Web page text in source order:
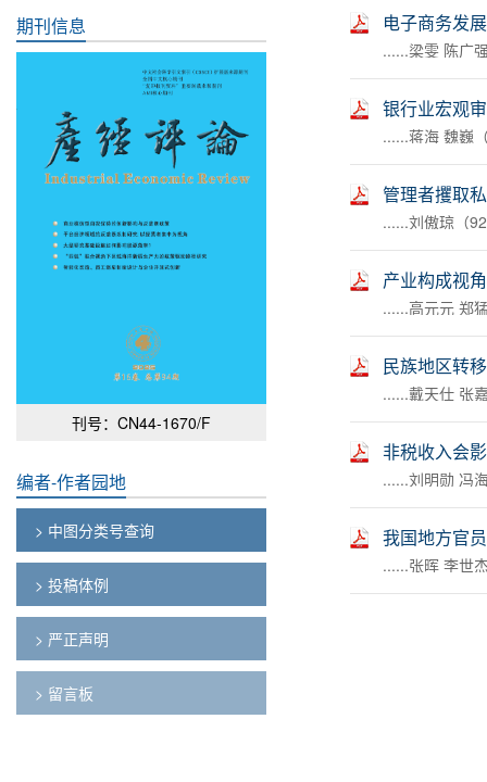
期刊信息
刊号：CN44-1670/F
编者-作者园地
> 中图分类号查询
> 投稿体例
> 严正声明
> 留言板
电子商务发
......梁雯 陈广
银行业宏观
......蒋海 魏巍
管理者攫取
......刘傲琼（
产业构成视
......高元元 郑
民族地区转
......戴天仕 张
非税收入会
......刘明勋 冯
我国地方官
......张晖 李世